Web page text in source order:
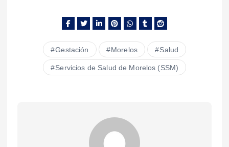
Gestación Morelos Salud
Servicios de Salud de Morelos (SSM)